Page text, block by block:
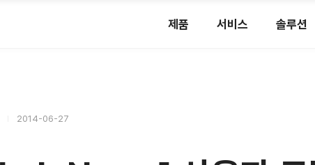
제품 서비스 솔루션
2014-06-27